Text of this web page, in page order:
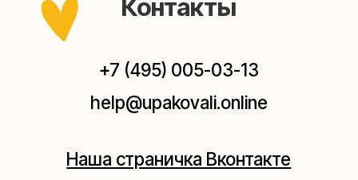
Москва, ул.Плющиха, дом 42
(как пройти)
Мастерская на Плющихе
+7 (980) 495-03-13